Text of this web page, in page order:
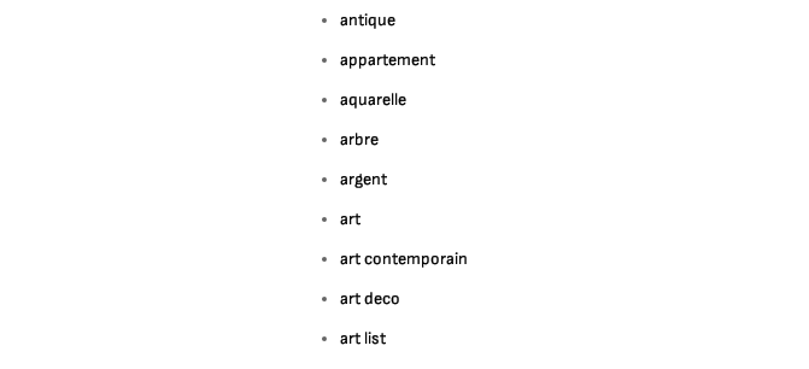
antique
appartement
aquarelle
arbre
argent
art
art contemporain
art deco
art list